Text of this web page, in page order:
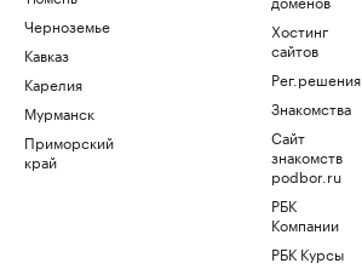
Черноземье
Кавказ
Карелия
Мурманск
Приморский
край
Хостинг
сайтов
Рег.решения
Знакомства
Сайт
знакомств
podbor.ru
РБК
Компании
РБК Курсы